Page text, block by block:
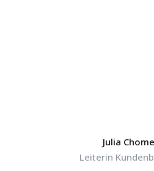
Julia
Leiterin